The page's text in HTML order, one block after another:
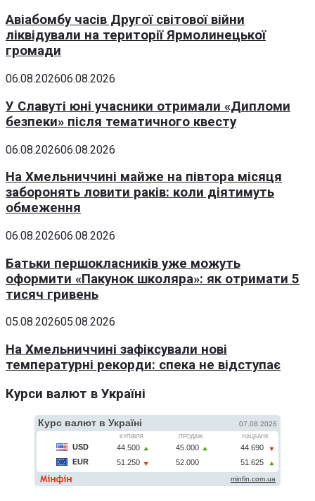
Авіабомбу часів Другої світової війни
ліквідували на території Ярмолинецької
громади
06.08.202606.08.2026
У Славуті юні учасники отримали «Дипломи
безпеки» після тематичного квесту
06.08.202606.08.2026
На Хмельниччині майже на півтора місяця
заборонять ловити раків: коли діятимуть
обмеження
06.08.202606.08.2026
Батьки першокласників уже можуть
оформити «Пакунок школяра»: як отримати 5
тисяч гривень
05.08.202605.08.2026
На Хмельниччині зафіксували нові
температурні рекорди: спека не відступає
Курси валют в Україні